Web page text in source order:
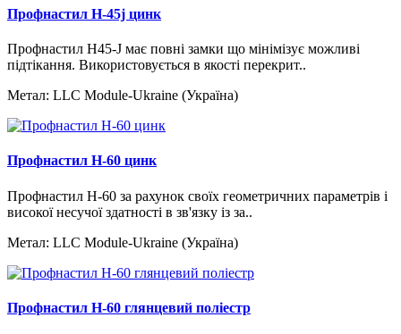
Профнастил H-45j цинк
Профнастил H45-J має повні замки що мінімізує можливі
підтікання. Використовується в якості перекрит..
Метал: LLC Module-Ukraine (Україна)
Профнастил H-60 цинк
Профнастил Н-60 за рахунок своїх геометричних параметрів і
високої несучої здатності в зв'язку із за..
Метал: LLC Module-Ukraine (Україна)
Профнастил H-60 глянцевий поліестр